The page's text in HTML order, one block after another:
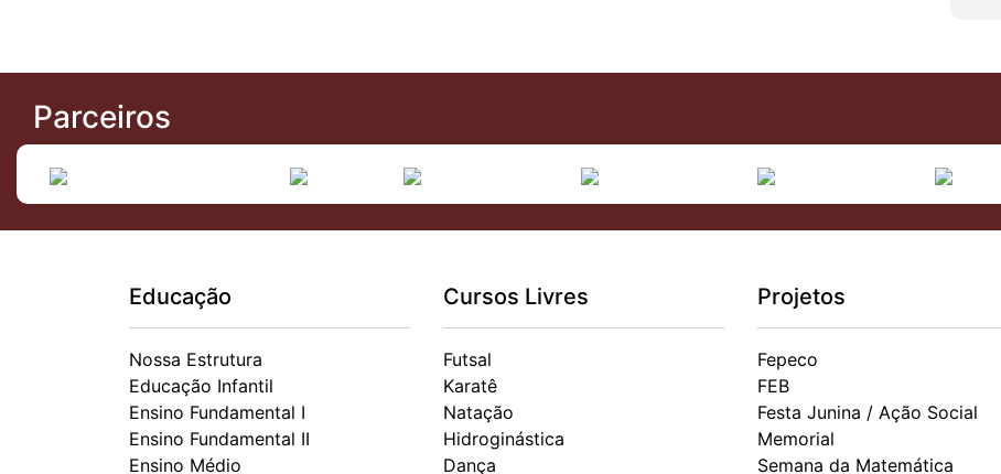
Parceiros
Educação
Nossa Estrutura
Educação Infantil
Ensino Fundamental I
Ensino Fundamental II
Ensino Médio
Cursos Livres
Futsal
Karatê
Natação
Hidroginástica
Dança
Projetos
Fepeco
FEB
Festa Junina / Ação Social
Memorial
Semana da Matemática